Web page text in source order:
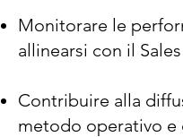
Monitorare le
allinearsi con il
Contribuire alla
metodo operativo e